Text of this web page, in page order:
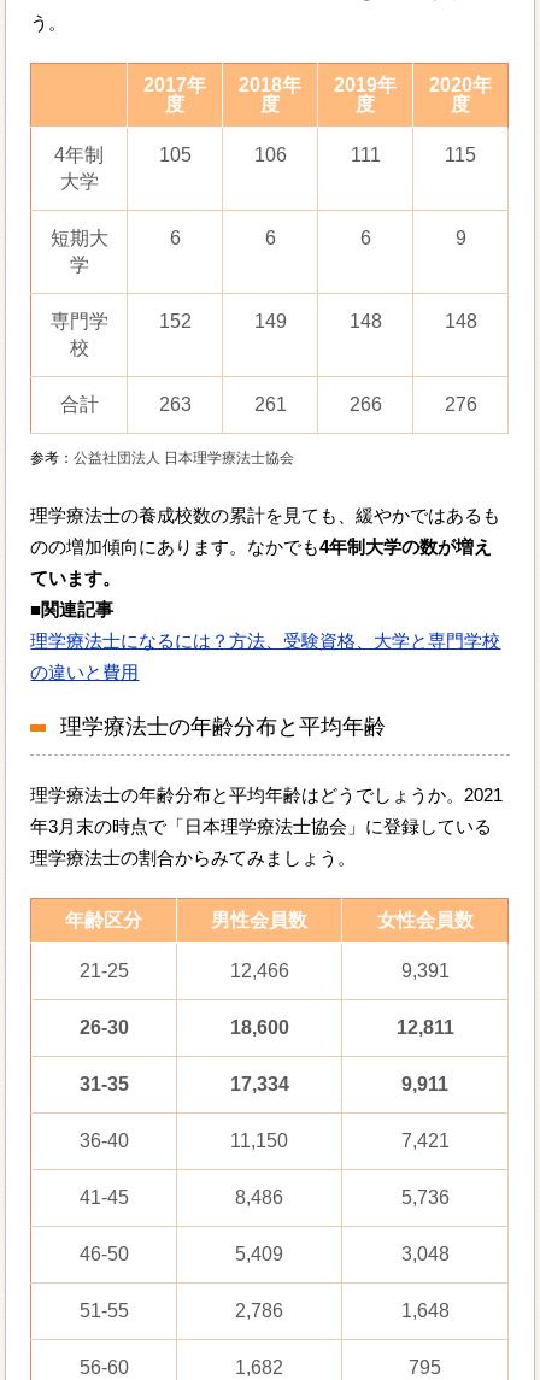
う。
2017年
度
2018年
度
2019年
度
2020年
度
4年制
大学
105 106 111 115
短期大
学
6 6 6 9
専門学
校
152 149 148 148
合計 263 261 266 276
参考：公益社団法人 日本理学療法士協会
理学療法士の養成校数の累計を見ても、緩やかではあるも
のの増加傾向にあります。なかでも4年制大学の数が増え
ています。
■関連記事
理学療法士になるには？方法、受験資格、大学と専門学校
の違いと費用
理学療法士の年齢分布と平均年齢
理学療法士の年齢分布と平均年齢はどうでしょうか。2021
年3月末の時点で「日本理学療法士協会」に登録している
理学療法士の割合からみてみましょう。
年齢区分 男性会員数 女性会員数
21-25 12,466 9,391
26-30 18,600 12,811
31-35 17,334 9,911
36-40 11,150 7,421
41-45 8,486 5,736
46-50 5,409 3,048
51-55 2,786 1,648
56-60 1,682 795